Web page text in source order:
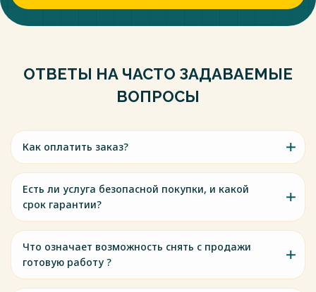
ОТВЕТЫ НА ЧАСТО ЗАДАВАЕМЫЕ
ВОПРОСЫ
Как оплатить заказ?
Есть ли услуга безопасной покупки, и какой
срок гарантии?
Что означает возможность снять с продажи
готовую работу ?